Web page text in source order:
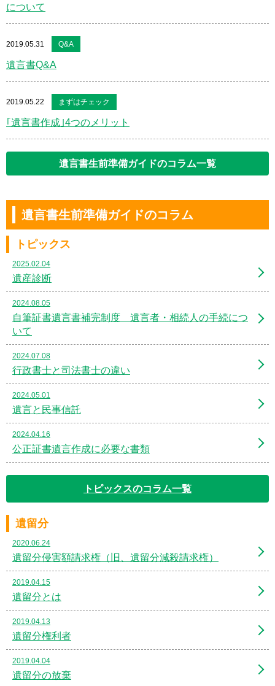
について
2019.05.31 Q&A
遺言書Q&A
2019.05.22 まずはチェック
｢遺言書作成｣4つのメリット
遺言書生前準備ガイドのコラム一覧
遺言書生前準備ガイドのコラム
トピックス
2025.02.04
遺産診断
2024.08.05
自筆証書遺言書補完制度 遺言者・相続人の手続につ
いて
2024.07.08
行政書士と司法書士の違い
2024.05.01
遺言と民事信託
2024.04.16
公正証書遺言作成に必要な書類
トピックスのコラム一覧
遺留分
2020.06.24
遺留分侵害額請求権（旧、遺留分減殺請求権）
2019.04.15
遺留分とは
2019.04.13
遺留分権利者
2019.04.04
遺留分の放棄